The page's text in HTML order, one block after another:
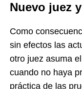
Nuevo juez
Como
sin efectos las
otro juez asuma
cuando no haya
práctica de las